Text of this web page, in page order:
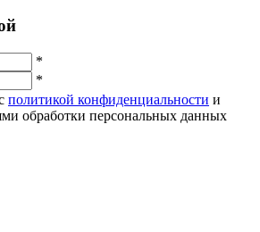
*
*
политикой конфиденциальности и
обработки персональных данных